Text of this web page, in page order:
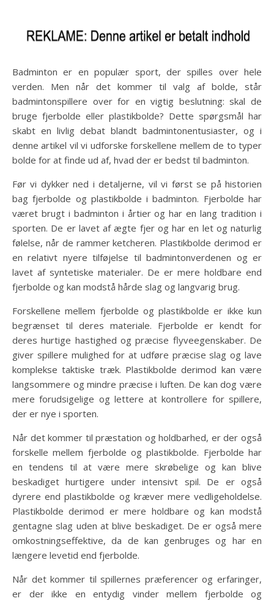
Badminton er en populær sport, der spilles over hele
verden. Men når det kommer til valg af bolde, står
badmintonspillere over for en vigtig beslutning: skal de
bruge fjerbolde eller plastikbolde? Dette spørgsmål har
skabt en livlig debat blandt badmintonentusiaster, og i
denne artikel vil vi udforske forskellene mellem de to typer
bolde for at finde ud af, hvad der er bedst til badminton.
Før vi dykker ned i detaljerne, vil vi først se på historien
bag fjerbolde og plastikbolde i badminton. Fjerbolde har
været brugt i badminton i årtier og har en lang tradition i
sporten. De er lavet af ægte fjer og har en let og naturlig
følelse, når de rammer ketcheren. Plastikbolde derimod er
en relativt nyere tilføjelse til badmintonverdenen og er
lavet af syntetiske materialer. De er mere holdbare end
fjerbolde og kan modstå hårde slag og langvarig brug.
Forskellene mellem fjerbolde og plastikbolde er ikke kun
begrænset til deres materiale. Fjerbolde er kendt for
deres hurtige hastighed og præcise flyveegenskaber. De
giver spillere mulighed for at udføre præcise slag og lave
komplekse taktiske træk. Plastikbolde derimod kan være
langsommere og mindre præcise i luften. De kan dog være
mere forudsigelige og lettere at kontrollere for spillere,
der er nye i sporten.
Når det kommer til præstation og holdbarhed, er der også
forskelle mellem fjerbolde og plastikbolde. Fjerbolde har
en tendens til at være mere skrøbelige og kan blive
beskadiget hurtigere under intensivt spil. De er også
dyrere end plastikbolde og kræver mere vedligeholdelse.
Plastikbolde derimod er mere holdbare og kan modstå
gentagne slag uden at blive beskadiget. De er også mere
omkostningseffektive, da de kan genbruges og har en
længere levetid end fjerbolde.
Når det kommer til spillernes præferencer og erfaringer,
er der ikke en entydig vinder mellem fjerbolde og